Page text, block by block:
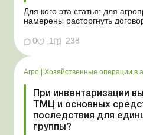
Для кого эта статья: для
намерены расторгнуть
согласию. Усложним эту
пользование земельным
собственнику наперед за
перед эмфит...
0 1 238
Агро | Хозяйственные операции в
При инвентаризации
ТМЦ и основных
последствия для
группы?